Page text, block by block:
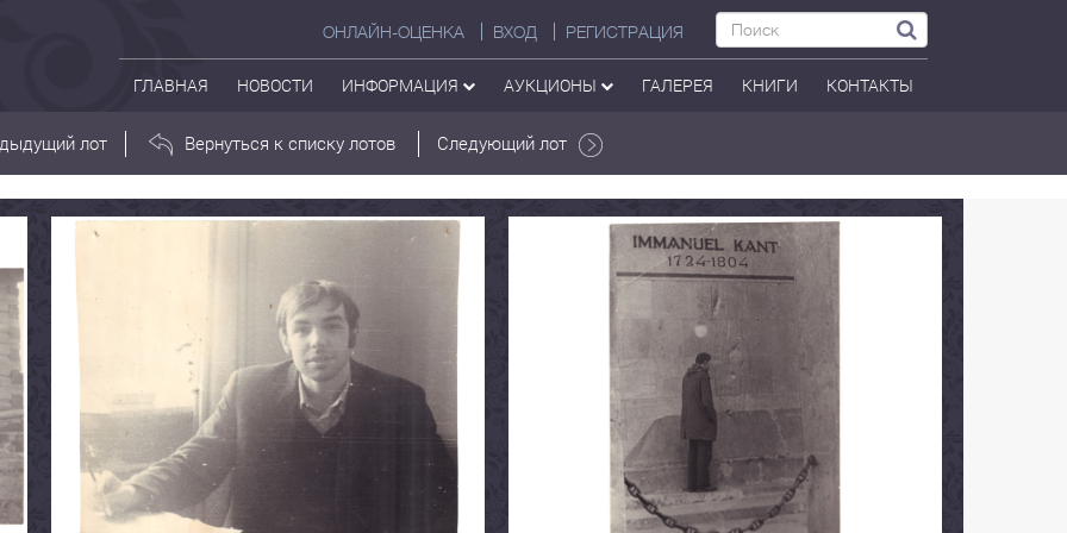
ОНЛАЙН-ОЦЕНКА ВХОД РЕГИСТРАЦИЯ
ГЛАВНАЯ НОВОСТИ ИНФОРМАЦИЯ АУКЦИОНЫ ГАЛЕРЕЯ КНИГИ КОНТАКТЫ
лот Вернуться к списку лотов Следующий лот